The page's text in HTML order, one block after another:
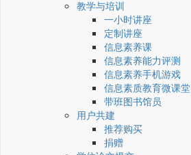
教学与培训
一小时讲座
定制讲座
信息素养课
信息素养能力评测
信息素养手机游戏
信息素质教育微课堂
带班图书馆员
用户共建
推荐购买
捐赠